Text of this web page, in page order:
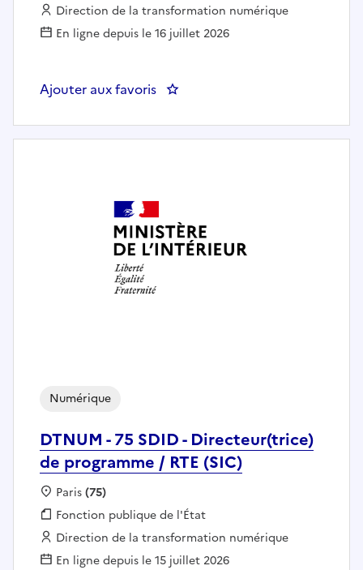
Employeur :
Direction de la transformation numérique
En ligne depuis le 16 juillet 2026
Ajouter aux favoris : DTNUM 75 SDENTAT BENT
DTNUM - 75 SDID - Directeur(trice)
de programme / RTE (SIC)
Numérique
Localisation :
Paris(75)
Fonction publique :
Fonction publique de l'État
Employeur :
Direction de la transformation numérique
En ligne depuis le 15 juillet 2026